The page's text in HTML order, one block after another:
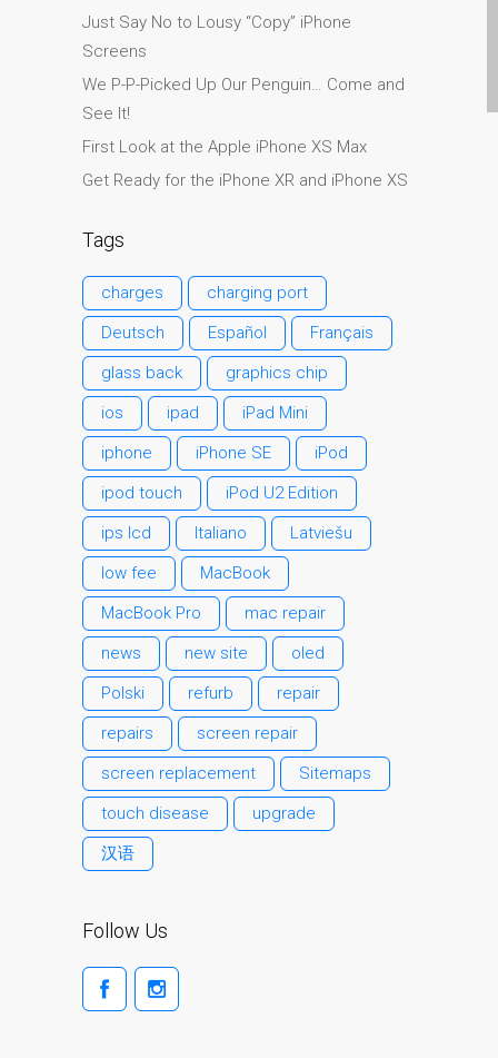
Klienta atsauksme
Mac remonts šeit, Dandī
iPhone
Remontdarbi par Apple
MacBook, MacBook Pro,
MacBook Air un MacBook
Neo datoros
Sazinieties ar mums
MacBook Family Laptop
Repairs
Apple MacBook Cracked
Screen Repair Dundee-
Pro, Air and Neo
Dim Screen on MacBook,
MacBook Pro, MacBook Air
and MacBook Neo
pl (Polski)
Dlaczego Zaufanie Mac
Naprawa z Apple?
Grupę fanów Apple na
zawsze!
Napraw dla Apple iPhone
Napraw dla Apple
Just Say No to Lousy “Copy” iPhone
Screens
We P-P-Picked Up Our Penguin… Come and
See It!
First Look at the Apple iPhone XS Max
Get Ready for the iPhone XR and iPhone XS
Tags
charges
charging port
Deutsch
Español
Français
glass back
graphics chip
ios
ipad
iPad Mini
iphone
iPhone SE
iPod
ipod touch
iPod U2 Edition
ips lcd
Italiano
Latviešu
low fee
MacBook
MacBook Pro
mac repair
news
new site
oled
Polski
refurb
repair
repairs
screen repair
screen replacement
Sitemaps
touch disease
upgrade
汉语
Follow Us